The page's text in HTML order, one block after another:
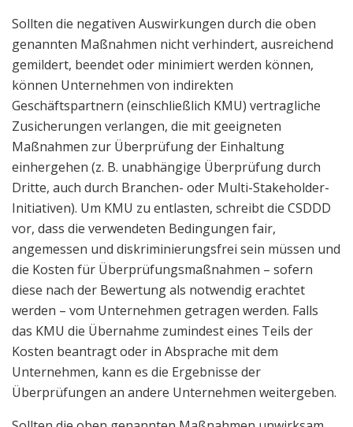
Sollten die negativen Auswirkungen durch die oben
genannten Maßnahmen nicht verhindert, ausreichend
gemildert, beendet oder minimiert werden können,
können Unternehmen von indirekten
Geschäftspartnern (einschließlich KMU) vertragliche
Zusicherungen verlangen, die mit geeigneten
Maßnahmen zur Überprüfung der Einhaltung
einhergehen (z. B. unabhängige Überprüfung durch
Dritte, auch durch Branchen- oder Multi-Stakeholder-
Initiativen). Um KMU zu entlasten, schreibt die CSDDD
vor, dass die verwendeten Bedingungen fair,
angemessen und diskriminierungsfrei sein müssen und
die Kosten für Überprüfungsmaßnahmen – sofern
diese nach der Bewertung als notwendig erachtet
werden – vom Unternehmen getragen werden. Falls
das KMU die Übernahme zumindest eines Teils der
Kosten beantragt oder in Absprache mit dem
Unternehmen, kann es die Ergebnisse der
Überprüfungen an andere Unternehmen weitergeben.